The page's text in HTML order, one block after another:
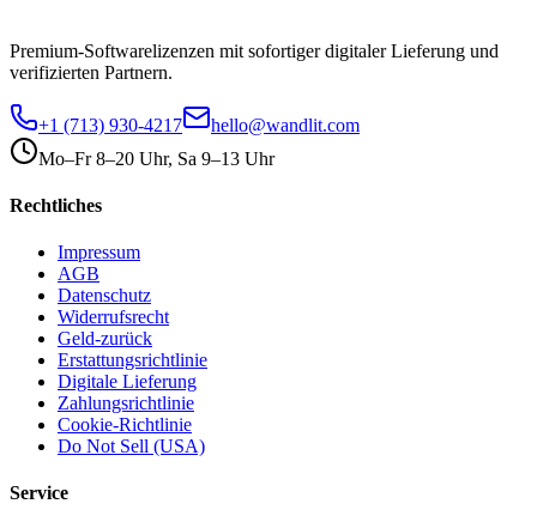
Premium-Softwarelizenzen mit sofortiger digitaler Lieferung und
verifizierten Partnern.
+1 (713) 930-4217
hello@wandlit.com
Mo–Fr 8–20 Uhr, Sa 9–13 Uhr
Rechtliches
Impressum
AGB
Datenschutz
Widerrufsrecht
Geld-zurück
Erstattungsrichtlinie
Digitale Lieferung
Zahlungsrichtlinie
Cookie-Richtlinie
Do Not Sell (USA)
Service